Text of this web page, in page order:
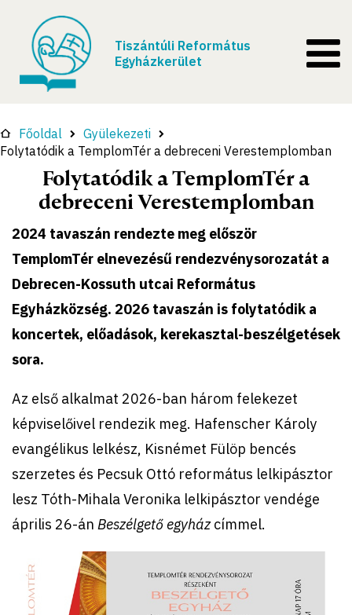
Tiszántúli Református
Egyházkerület
Főoldal
Gyülekezeti
Folytatódik a TemplomTér a debreceni Verestemplomban
Folytatódik a TemplomTér a
debreceni Verestemplomban
2024 tavaszán rendezte meg először
TemplomTér elnevezésű rendezvénysorozatát a
Debrecen-Kossuth utcai Református
Egyházközség. 2026 tavaszán is folytatódik a
koncertek, előadások, kerekasztal-beszélgetések
sora.
Az első alkalmat 2026-ban három felekezet
képviselőivel rendezik meg. Hafenscher Károly
evangélikus lelkész, Kisnémet Fülöp bencés
szerzetes és Pecsuk Ottó református lelkipásztor
lesz Tóth-Mihala Veronika lelkipásztor vendége
április 26-án Beszélgető egyházcímmel.